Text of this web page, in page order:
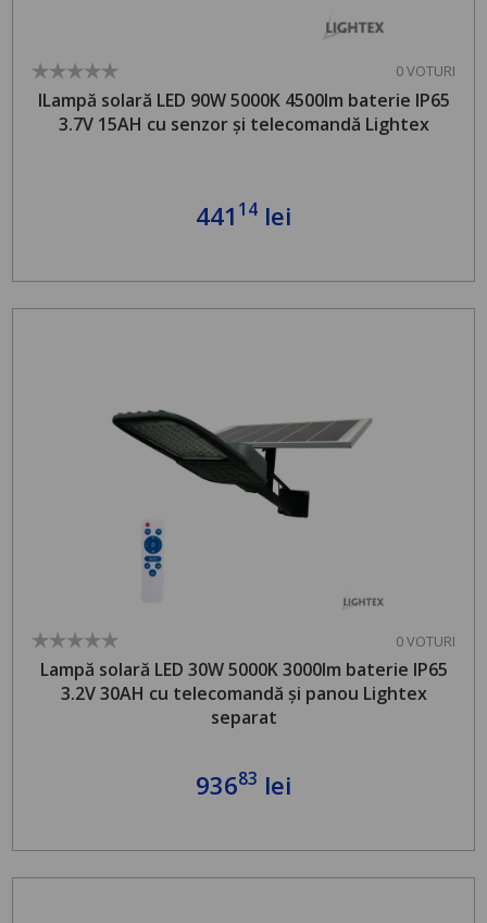
0 VOTURI
lLampă solară LED 90W 5000K 4500lm baterie IP65
3.7V 15AH cu senzor și telecomandă Lightex
441 14 lei
0 VOTURI
Lampă solară LED 30W 5000K 3000lm baterie IP65
3.2V 30AH cu telecomandă și panou Lightex
separat
93683 lei